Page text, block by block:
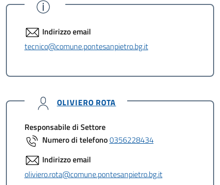
Indirizzo email
tecnico@comune.pontesanpietro.bg.it
OLIVIERO ROTA
Responsabile di Settore
Numero di telefono0356228434
Indirizzo email
oliviero.rota@comune.pontesanpietro.bg.it